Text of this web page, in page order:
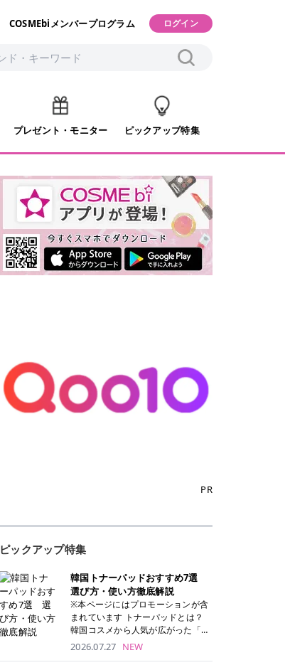
COSMEbiメンバープログラム ログイン
プレゼント・モニター ピックアップ特集
PR
ピックアップ特集
韓国トナーパッドおすすめ7選
選び方・使い方徹底解説
※本ページにはプロモーションが含
まれています トナーパッドとは？
韓国コスメから人気が広がった「ト
ナーパッド」は、化粧水や美容液を
2026.07.27 NEW